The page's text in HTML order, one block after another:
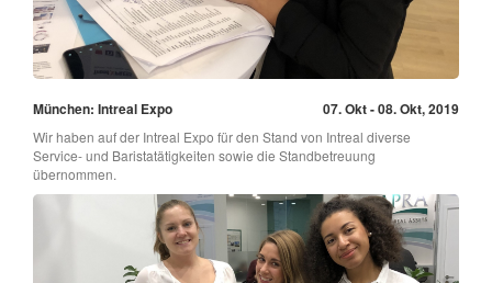
München: Intreal Expo 07. Okt - 08. Okt, 2019
Wir haben auf der Intreal Expo für den Stand von Intreal diverse
Service- und Baristatätigkeiten sowie die Standbetreuung
übernommen.